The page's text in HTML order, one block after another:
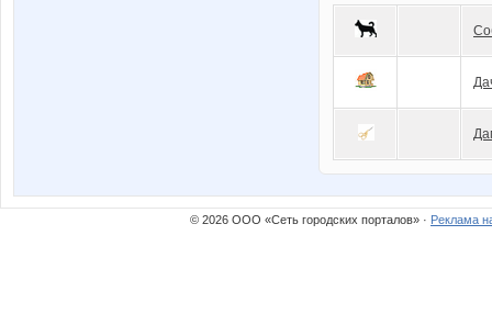
© 2026 ООО «Сеть городских порталов» · Реклама